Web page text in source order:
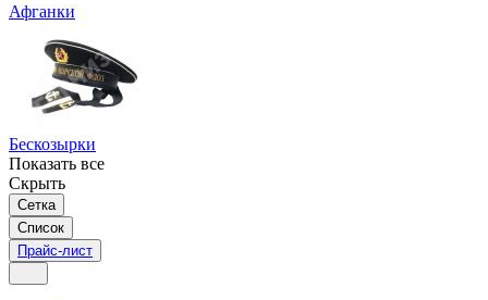
Афганки
Бескозырки
Показать все
Скрыть
Сетка
Список
Прайс-лист